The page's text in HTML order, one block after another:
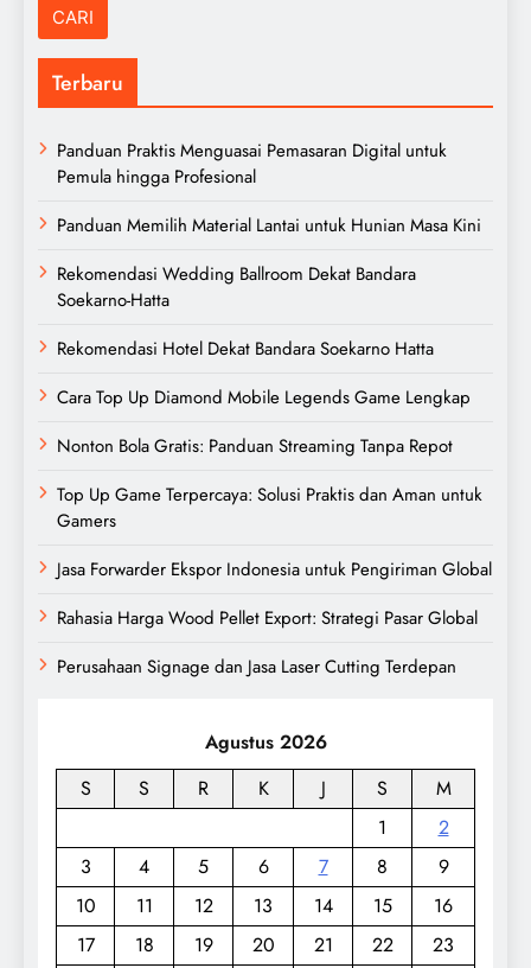
Terbaru
Panduan Praktis Menguasai Pemasaran Digital untuk
Pemula hingga Profesional
Panduan Memilih Material Lantai untuk Hunian Masa Kini
Rekomendasi Wedding Ballroom Dekat Bandara
Soekarno-Hatta
Rekomendasi Hotel Dekat Bandara Soekarno Hatta
Cara Top Up Diamond Mobile Legends Game Lengkap
Nonton Bola Gratis: Panduan Streaming Tanpa Repot
Top Up Game Terpercaya: Solusi Praktis dan Aman untuk
Gamers
Jasa Forwarder Ekspor Indonesia untuk Pengiriman Global
Rahasia Harga Wood Pellet Export: Strategi Pasar Global
Perusahaan Signage dan Jasa Laser Cutting Terdepan
Agustus 2026
S
S R K J S
M
1
2
3
4 5 6 7 8
9
10
11 12 13 14 15
16
17
18 19 20 21 22
23